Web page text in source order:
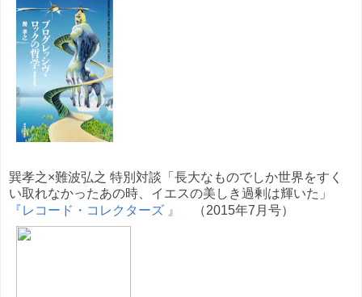
巽孝之×難波弘之 特別対談「長大なものでしか世界をすく
い取れなかったあの時、イエスの美しき過剰は輝いた」
『レコード・コレクターズ 』
（2015年7月号）